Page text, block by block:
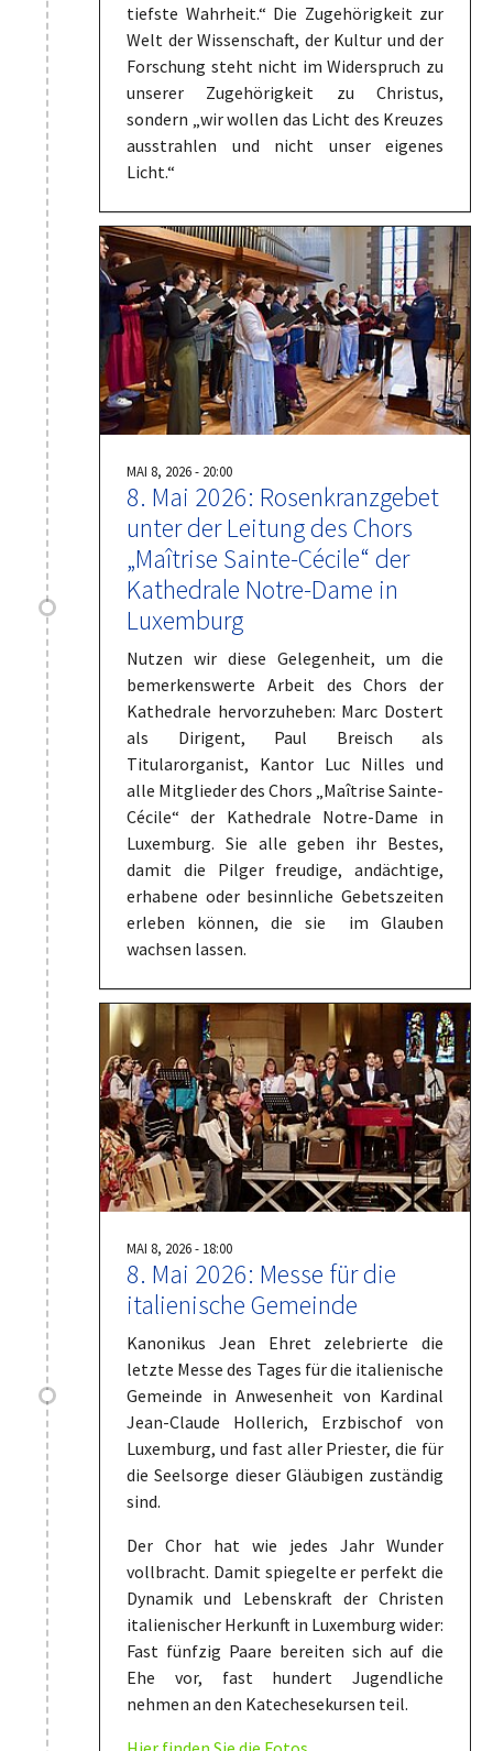
tiefste Wahrheit.“ Die Zugehörigkeit zur
Welt der Wissenschaft, der Kultur und der
Forschung steht nicht im Widerspruch zu
unserer Zugehörigkeit zu Christus,
sondern „wir wollen das Licht des Kreuzes
ausstrahlen und nicht unser eigenes
Licht.“
MAI 8, 2026 - 20:00
8. Mai 2026: Rosenkranzgebet
unter der Leitung des Chors
„Maîtrise Sainte-Cécile“ der
Kathedrale Notre-Dame in
Luxemburg
Nutzen wir diese Gelegenheit, um die
bemerkenswerte Arbeit des Chors der
Kathedrale hervorzuheben: Marc Dostert
als Dirigent, Paul Breisch als
Titularorganist, Kantor Luc Nilles und
alle Mitglieder des Chors „Maîtrise Sainte-
Cécile“ der Kathedrale Notre-Dame in
Luxemburg. Sie alle geben ihr Bestes,
damit die Pilger freudige, andächtige,
erhabene oder besinnliche Gebetszeiten
erleben können, die sie im Glauben
wachsen lassen.
MAI 8, 2026 - 18:00
8. Mai 2026: Messe für die
italienische Gemeinde
Kanonikus Jean Ehret zelebrierte die
letzte Messe des Tages für die italienische
Gemeinde in Anwesenheit von Kardinal
Jean-Claude Hollerich, Erzbischof von
Luxemburg, und fast aller Priester, die für
die Seelsorge dieser Gläubigen zuständig
sind.
Der Chor hat wie jedes Jahr Wunder
vollbracht. Damit spiegelte er perfekt die
Dynamik und Lebenskraft der Christen
italienischer Herkunft in Luxemburg wider:
Fast fünfzig Paare bereiten sich auf die
Ehe vor, fast hundert Jugendliche
nehmen an den Katechesekursen teil.